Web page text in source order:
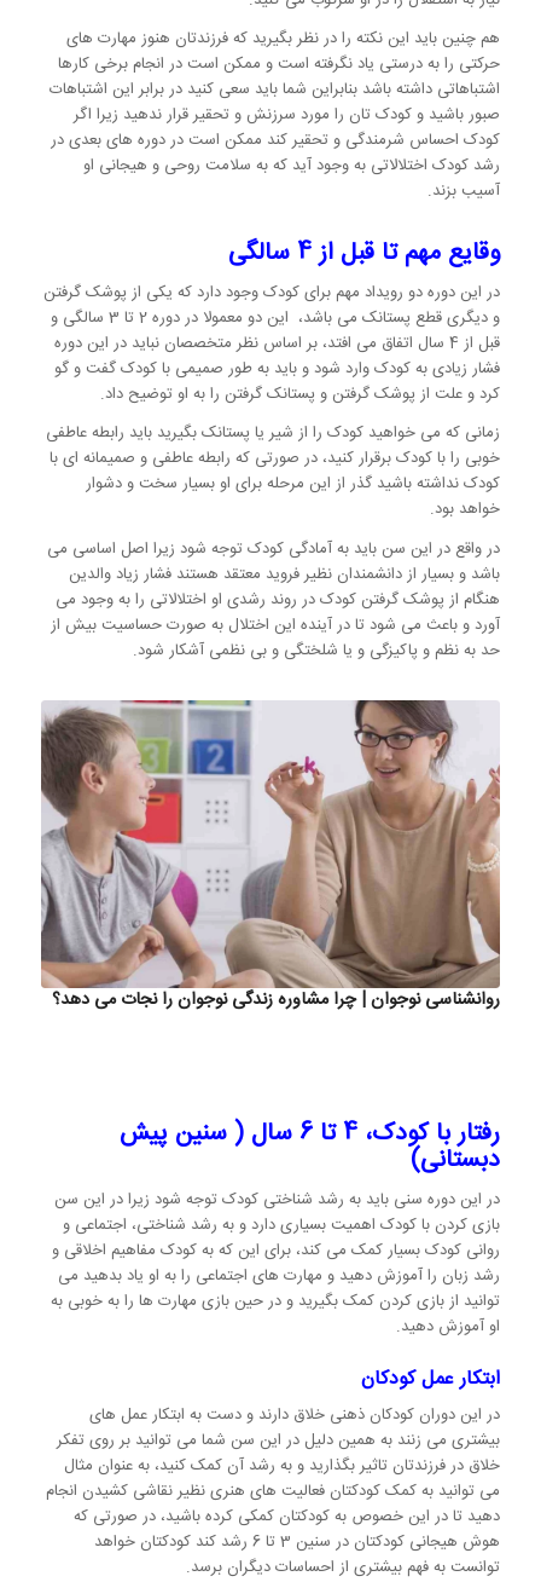
هم چنین باید این نکته را در نظر بگیرید که فرزندتان هنوز مهارت های
حرکتی را به درستی یاد نگرفته است و ممکن است در انجام برخی کارها
اشتباهاتی داشته باشد بنابراین شما باید سعی کنید در برابر این اشتباهات
صبور باشید و کودک تان را مورد سرزنش و تحقیر قرار ندهید زیرا اگر
کودک احساس شرمندگی و تحقیر کند ممکن است در دوره های بعدی در
رشد کودک اختلالاتی به وجود آید که به سلامت روحی و هیجانی او
آسیب بزند.
وقایع مهم تا قبل از 4 سالگی
در این دوره دو رویداد مهم برای کودک وجود دارد که یکی از پوشک گرفتن
و دیگری قطع پستانک می باشد، این دو معمولا در دوره 2 تا 3 سالگی و
قبل از 4 سال اتفاق می افتد، بر اساس نظر متخصصان نباید در این دوره
فشار زیادی به کودک وارد شود و باید به طور صمیمی با کودک گفت و گو
کرد و علت از پوشک گرفتن و پستانک گرفتن را به او توضیح داد.
زمانی که می خواهید کودک را از شیر یا پستانک بگیرید باید رابطه عاطفی
خوبی را با کودک برقرار کنید، در صورتی که رابطه عاطفی و صمیمانه ای با
کودک نداشته باشید گذر از این مرحله برای او بسیار سخت و دشوار
خواهد بود.
در واقع در این سن باید به آمادگی کودک توجه شود زیرا اصل اساسی می
باشد و بسیار از دانشمندان نظیر فروید معتقد هستند فشار زیاد والدین
هنگام از پوشک گرفتن کودک در روند رشدی او اختلالاتی را به وجود می
آورد و باعث می شود تا در آینده این اختلال به صورت حساسیت بیش از
حد به نظم و پاکیزگی و یا شلختگی و بی نظمی آشکار شود.
روانشناسی نوجوان | چرا مشاوره زندگی نوجوان را نجات می دهد؟
رفتار با کودک، 4 تا 6 سال ( سنین پیش
دبستانی)
در این دوره سنی باید به رشد شناختی کودک توجه شود زیرا در این سن
بازی کردن با کودک اهمیت بسیاری دارد و به رشد شناختی، اجتماعی و
روانی کودک بسیار کمک می کند، برای این که به کودک مفاهیم اخلاقی و
رشد زبان را آموزش دهید و مهارت های اجتماعی را به او یاد بدهید می
توانید از بازی کردن کمک بگیرید و در حین بازی مهارت ها را به خوبی به
او آموزش دهید.
ابتکار عمل کودکان
در این دوران کودکان ذهنی خلاق دارند و دست به ابتکار عمل های
بیشتری می زنند به همین دلیل در این سن شما می توانید بر روی تفکر
خلاق در فرزندتان تاثیر بگذارید و به رشد آن کمک کنید، به عنوان مثال
می توانید به کمک کودکتان فعالیت های هنری نظیر نقاشی کشیدن انجام
دهید تا در این خصوص به کودکتان کمکی کرده باشید، در صورتی که
هوش هیجانی کودکتان در سنین 3 تا 6 رشد کند کودکتان خواهد
توانست به فهم بیشتری از احساسات دیگران برسد.